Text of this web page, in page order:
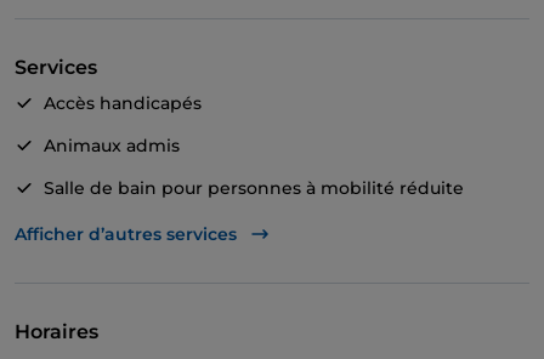
Services
Accès handicapés
Animaux admis
Salle de bain pour personnes à mobilité réduite
Cocktail
Afficher d’autres services
Horaires